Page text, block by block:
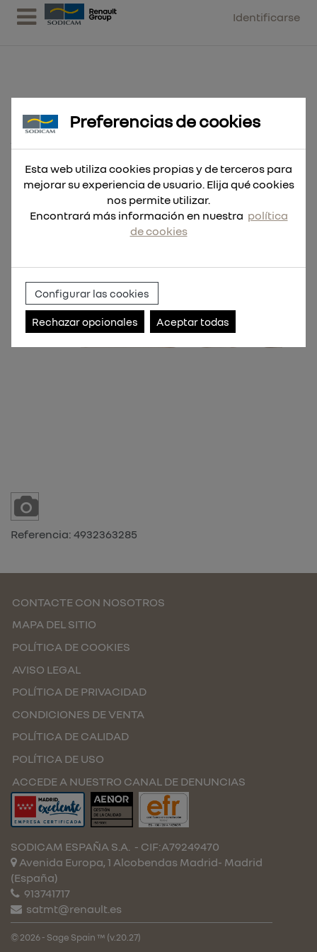
Identificarse
Broca RED COBALT HSS-G Co.
12,5x151
Referencia: 4932363285
CONTACTE CON NOSOTROS
MAPA DEL SITIO
POLÍTICA DE COOKIES
AVISO LEGAL
POLÍTICA DE PRIVACIDAD
CONDICIONES DE VENTA
POLÍTICA DE CALIDAD
POLÍTICA DE USO
ACCEDE A NUESTRO CANAL DE DENUNCIAS
SODICAM ESPAÑA S.A. - CIF:A79249470
Avenida Europa, 1 Alcobendas Madrid- Madrid
(España)
913741717
satmt@renault.es
© 2026 - Sage Spain ™ (v.20.27)
Preferencias de cookies
Esta web utiliza cookies propias y de terceros para
mejorar su experiencia de usuario. Elija qué cookies
nos permite utilizar.
Encontrará más información en nuestra política
de cookies
Configurar las cookies
Rechazar opcionales Aceptar todas